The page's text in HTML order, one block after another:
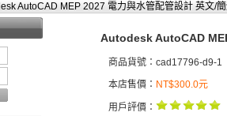
AutoCAD MEP 2027 電力與水管配管設計 英文/
Autodesk AutoCAD
商品貨號：cad17796-d9-1
本店售價： NT$300.0元
用戶評價：